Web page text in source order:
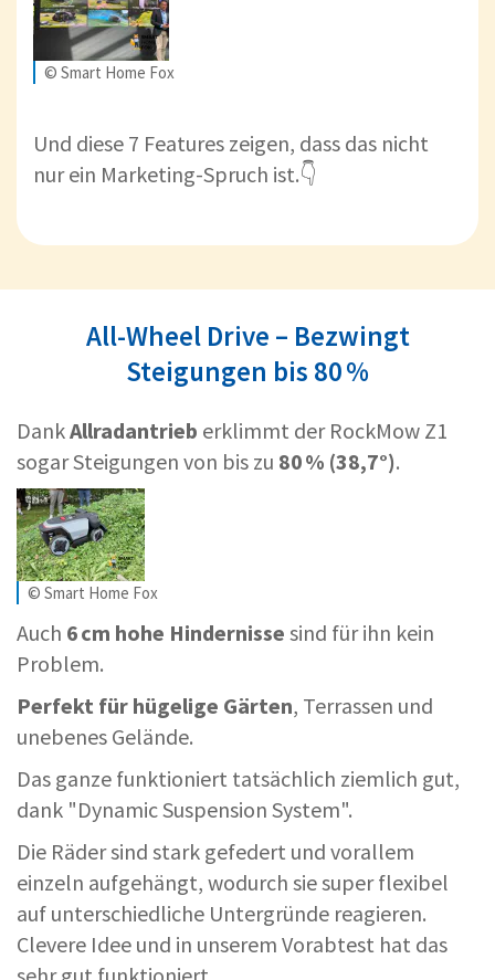
© Smart Home Fox
Und diese 7 Features zeigen, dass das nicht
nur ein Marketing-Spruch ist.👇
All-Wheel Drive – Bezwingt
Steigungen bis 80 %
DankAllradantrieb erklimmt der RockMow Z1
sogar Steigungen von bis zu 80 % (38,7°).
© Smart Home Fox
Auch 6 cm hohe Hindernisse sind für ihn kein
Problem.
Perfekt für hügelige Gärten, Terrassen und
unebenes Gelände.
Das ganze funktioniert tatsächlich ziemlich gut,
dank "Dynamic Suspension System".
Die Räder sind stark gefedert und vorallem
einzeln aufgehängt, wodurch sie super flexibel
auf unterschiedliche Untergründe reagieren.
Clevere Idee und in unserem Vorabtest hat das